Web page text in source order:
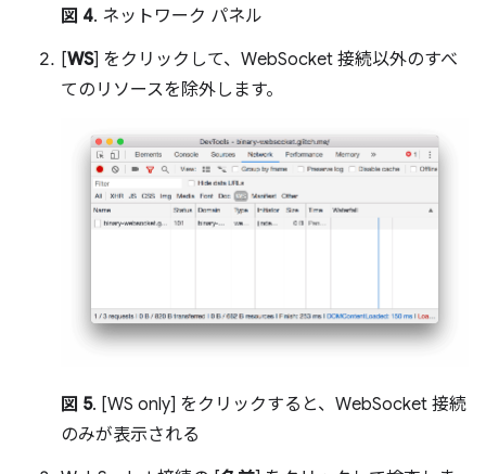
図 4. ネットワーク パネル
[WS] をクリックして、WebSocket 接続以外のすべ
てのリソースを除外します。
図 5. [WS only] をクリックすると、WebSocket 接続
のみが表示される